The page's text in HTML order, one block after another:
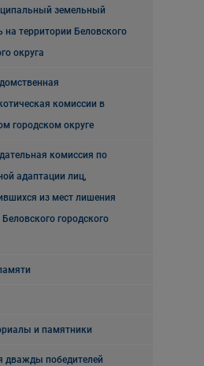
земельный
на территории Беловского
округа
комиссии в
городском округе
комиссия по
адаптации лиц,
из мест лишения
городского
и памятники
дважды победителей